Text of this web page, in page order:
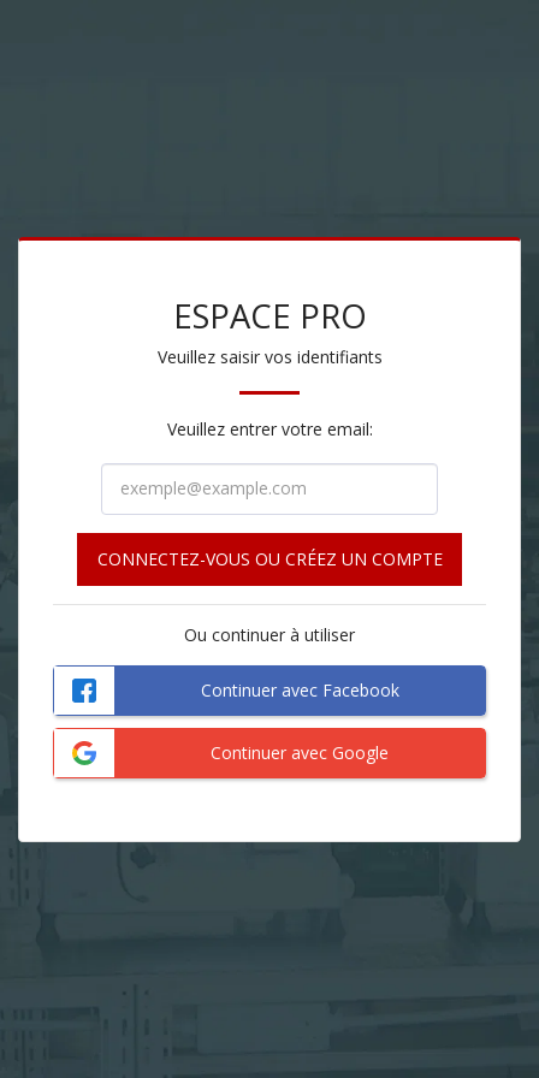
ESPACE PRO
Veuillez saisir vos identifiants
Veuillez entrer votre email:
CONNECTEZ-VOUS OU CRÉEZ UN COMPTE
Ou continuer à utiliser
Continuer avec Facebook
Continuer avec Google